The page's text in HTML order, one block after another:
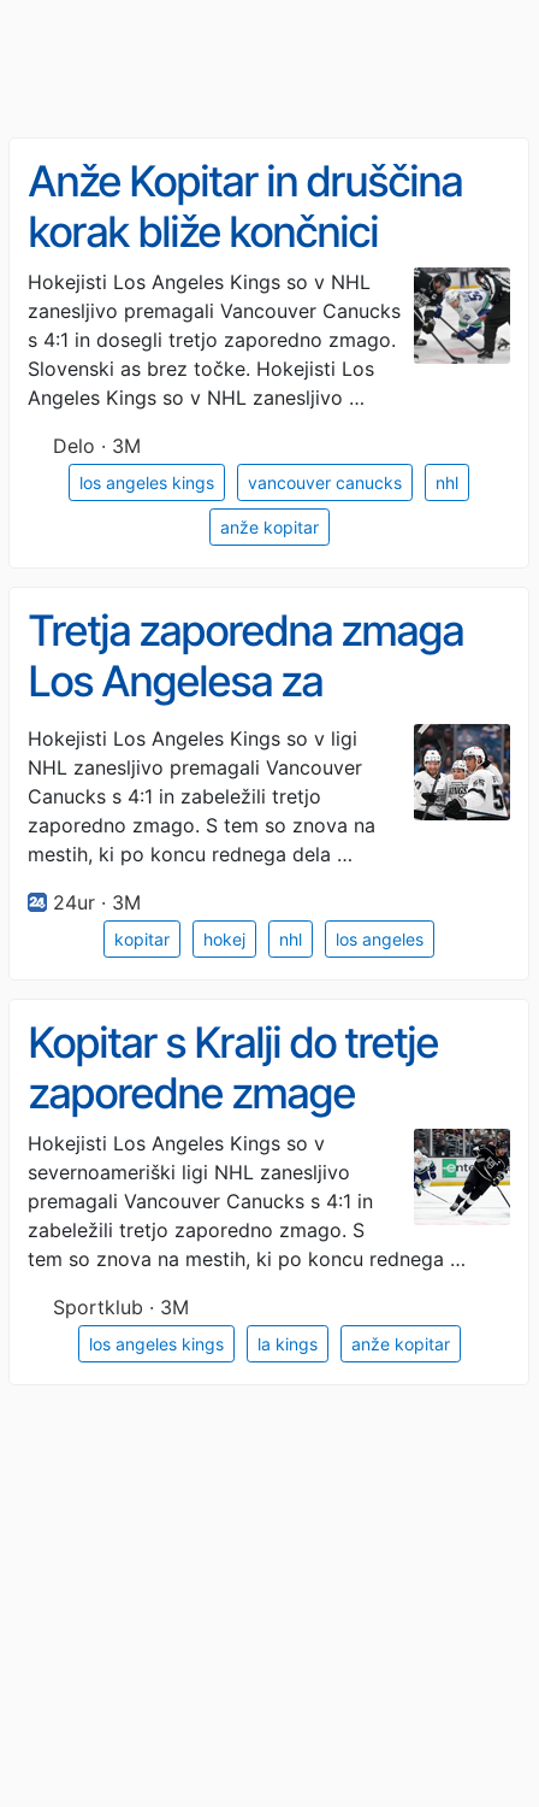
Anže Kopitar in druščina
korak bliže končnici
Hokejisti Los Angeles Kings so v NHL
zanesljivo premagali Vancouver Canucks
s 4:1 in dosegli tretjo zaporedno zmago.
Slovenski as brez točke. Hokejisti Los
Angeles Kings so v NHL zanesljivo …
Delo · 3M
los angeles kings vancouver canucks nhl
anže kopitar
Tretja zaporedna zmaga
Los Angelesa za
pomemben korak proti
končnici
Hokejisti Los Angeles Kings so v ligi
NHL zanesljivo premagali Vancouver
Canucks s 4:1 in zabeležili tretjo
zaporedno zmago. S tem so znova na
mestih, ki po koncu rednega dela …
24ur · 3M
kopitar hokej nhl los angeles
Kopitar s Kralji do tretje
zaporedne zmage
Hokejisti Los Angeles Kings so v
severnoameriški ligi NHL zanesljivo
premagali Vancouver Canucks s 4:1 in
zabeležili tretjo zaporedno zmago. S
tem so znova na mestih, ki po koncu rednega …
Sportklub · 3M
los angeles kings la kings anže kopitar